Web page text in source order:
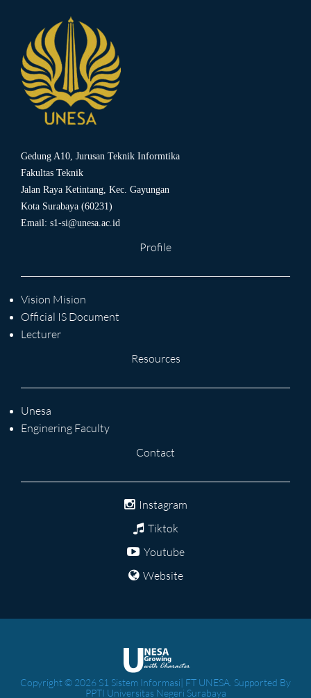
Gedung A10, Jurusan Teknik Informtika
Fakultas Teknik
Jalan Raya Ketintang, Kec. Gayungan
Kota Surabaya (60231)
Email: s1-si@unesa.ac.id
Profile
Vision Mision
Official IS Document
Lecturer
Resources
Unesa
Enginering Faculty
Contact
Instagram
Tiktok
Youtube
Website
Copyright © 2026 S1 Sistem Informasi| FT UNESA. Supported By
PPTI Universitas Negeri Surabaya